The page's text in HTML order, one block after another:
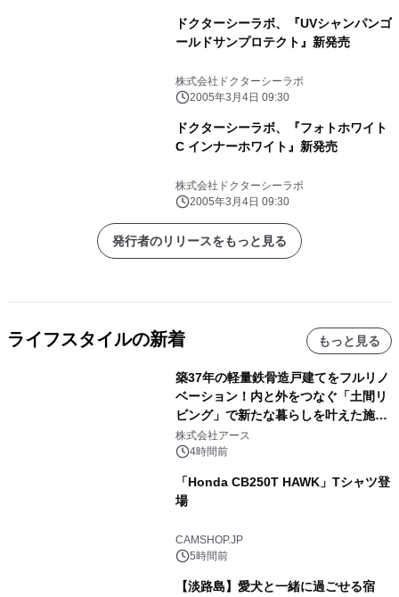
ドクターシーラボ、『UVシャンパンゴ
ールドサンプロテクト』新発売
株式会社ドクターシーラボ
2005年3月4日 09:30
ドクターシーラボ、『フォトホワイト
C インナーホワイト』新発売
株式会社ドクターシーラボ
2005年3月4日 09:30
発行者のリリースをもっと見る
ライフスタイルの新着 もっと見る
築37年の軽量鉄骨造戸建てをフルリノ
ベーション！内と外をつなぐ「土間リ
ビング」で新たな暮らしを叶えた施工
事例を株式会社アースが公開
株式会社アース
4時間前
「Honda CB250T HAWK」Tシャツ登
場
CAMSHOP.JP
5時間前
【淡路島】愛犬と一緒に過ごせる宿